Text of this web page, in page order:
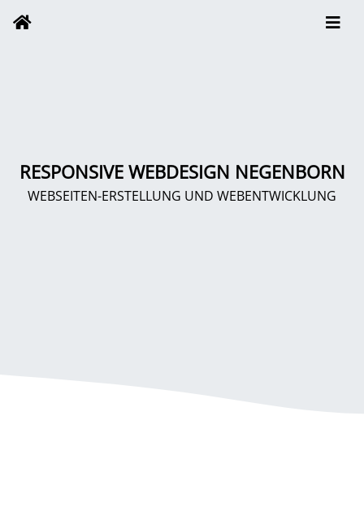
RESPONSIVE WEBDESIGN NEGENBORN
WEBSEITEN-ERSTELLUNG UND WEBENTWICKLUNG